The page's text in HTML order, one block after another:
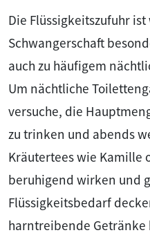
Die Flüssigkeitszufuhr
Schwangerschaft
auch zu häufigem
Um nächtliche
versuche, die
zu trinken und abends
Kräutertees wie Kamille
beruhigend wirken und
Flüssigkeitsbedarf
harntreibende Getränke